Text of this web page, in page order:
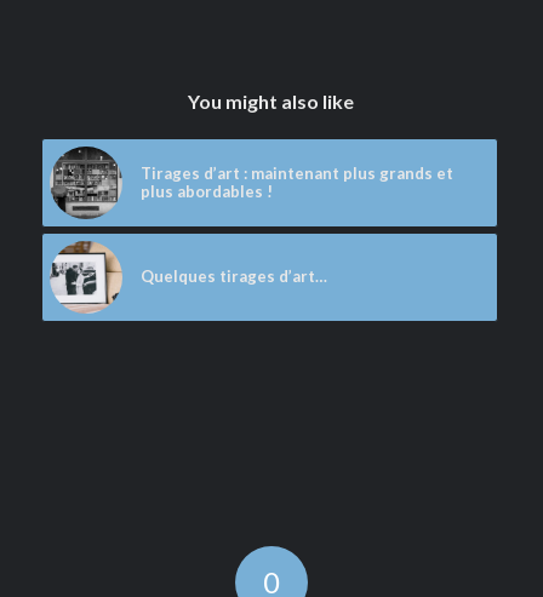
You might also like
Tirages d’art : maintenant plus grands et
plus abordables !
Quelques tirages d’art…
0